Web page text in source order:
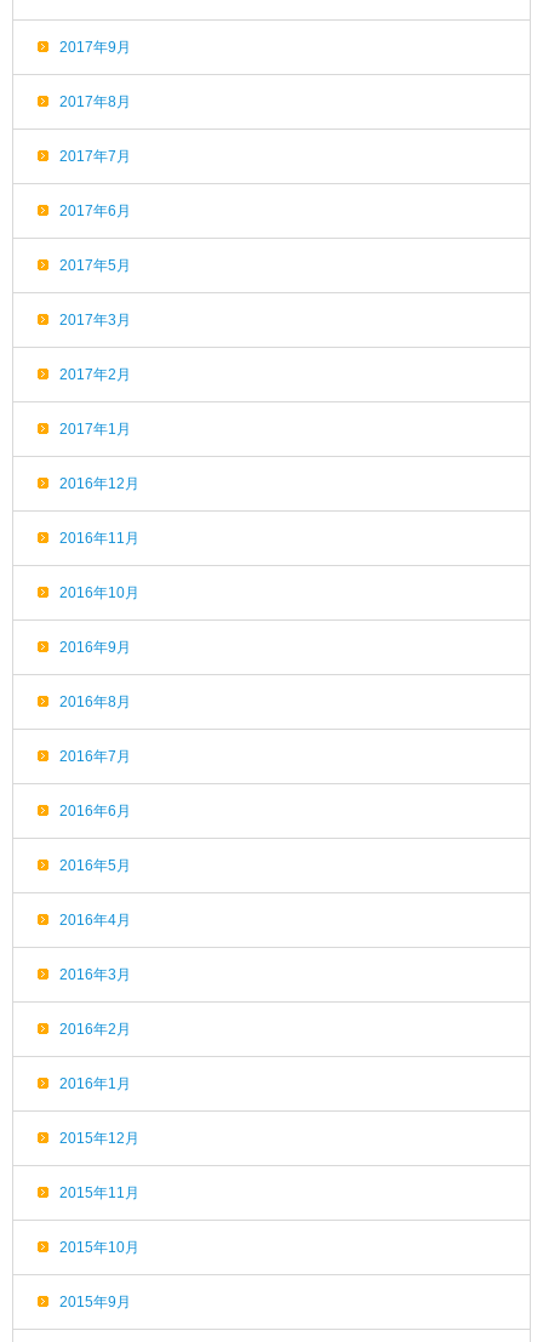
2017年9月
2017年8月
2017年7月
2017年6月
2017年5月
2017年3月
2017年2月
2017年1月
2016年12月
2016年11月
2016年10月
2016年9月
2016年8月
2016年7月
2016年6月
2016年5月
2016年4月
2016年3月
2016年2月
2016年1月
2015年12月
2015年11月
2015年10月
2015年9月